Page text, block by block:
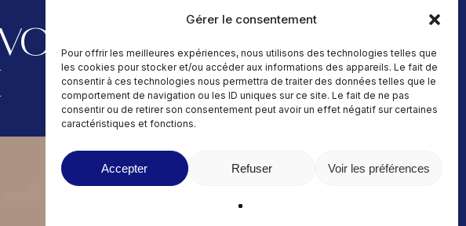
Gérer le consentement
Pour offrir les meilleures expériences, nous utilisons des technologies telles que
les cookies pour stocker et/ou accéder aux informations des appareils. Le fait de
consentir à ces technologies nous permettra de traiter des données telles que le
comportement de navigation ou les ID uniques sur ce site. Le fait de ne pas
consentir ou de retirer son consentement peut avoir un effet négatif sur certaines
caractéristiques et fonctions.
Accepter Refuser Voir les préférences